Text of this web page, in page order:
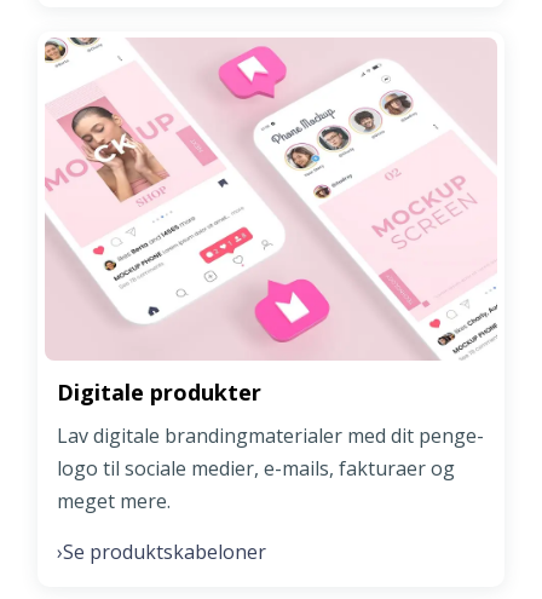
Digitale produkter
Lav digitale brandingmaterialer med dit penge-
logo til sociale medier, e-mails, fakturaer og
meget mere.
›Se produktskabeloner